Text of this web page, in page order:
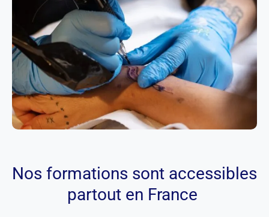
Nos formations sont accessibles
partout en France